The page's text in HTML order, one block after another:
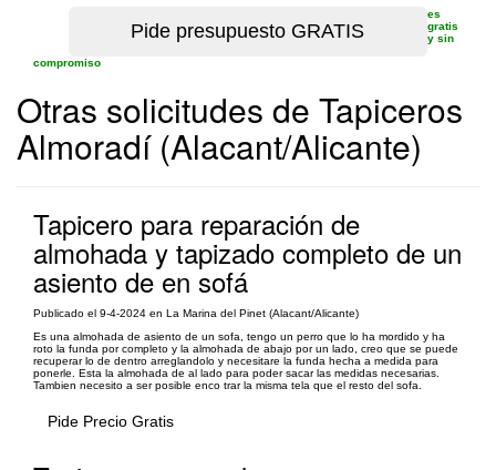
es
gratis
y sin
compromiso
Otras solicitudes de Tapiceros
Almoradí (Alacant/Alicante)
Tapicero para reparación de
almohada y tapizado completo de un
asiento de en sofá
Publicado el 9-4-2024 en La Marina del Pinet (Alacant/Alicante)
Es una almohada de asiento de un sofa, tengo un perro que lo ha mordido y ha
roto la funda por completo y la almohada de abajo por un lado, creo que se puede
recuperar lo de dentro arreglandolo y necesitare la funda hecha a medida para
ponerle. Esta la almohada de al lado para poder sacar las medidas necesarias.
Tambien necesito a ser posible enco trar la misma tela que el resto del sofa.
Pide Precio Gratis